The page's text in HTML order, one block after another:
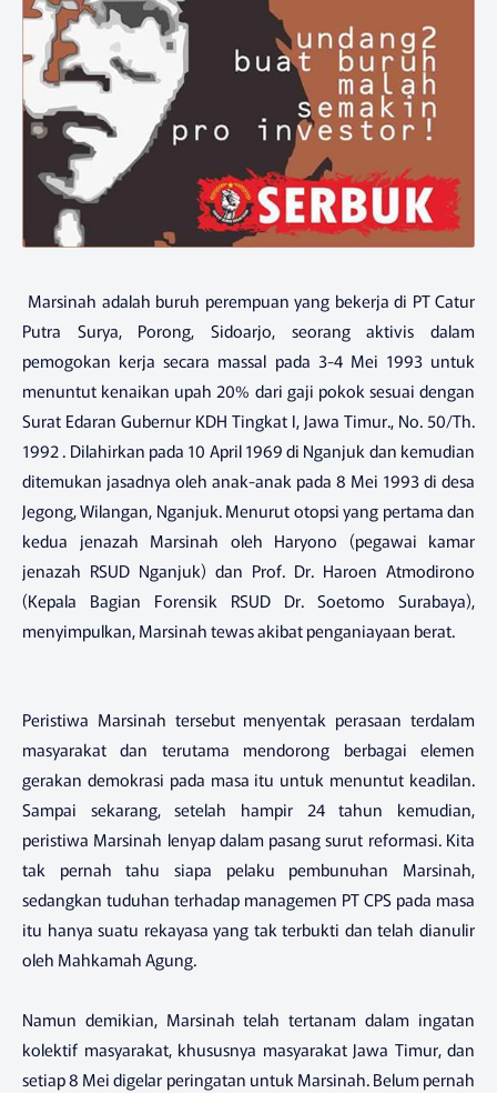
Marsinah adalah buruh perempuan yang bekerja di PT Catur
Putra Surya, Porong, Sidoarjo, seorang aktivis dalam
pemogokan kerja secara massal pada 3-4 Mei 1993 untuk
menuntut kenaikan upah 20% dari gaji pokok sesuai dengan
Surat Edaran Gubernur KDH Tingkat I, Jawa Timur., No. 50/Th.
1992 . Dilahirkan pada 10 April 1969 di Nganjuk dan kemudian
ditemukan jasadnya oleh anak-anak pada 8 Mei 1993 di desa
Jegong, Wilangan, Nganjuk. Menurut otopsi yang pertama dan
kedua jenazah Marsinah oleh Haryono (pegawai kamar
jenazah RSUD Nganjuk) dan Prof. Dr. Haroen Atmodirono
(Kepala Bagian Forensik RSUD Dr. Soetomo Surabaya),
menyimpulkan, Marsinah tewas akibat penganiayaan berat.
Peristiwa Marsinah tersebut menyentak perasaan terdalam
masyarakat dan terutama mendorong berbagai elemen
gerakan demokrasi pada masa itu untuk menuntut keadilan.
Sampai sekarang, setelah hampir 24 tahun kemudian,
peristiwa Marsinah lenyap dalam pasang surut reformasi. Kita
tak pernah tahu siapa pelaku pembunuhan Marsinah,
sedangkan tuduhan terhadap managemen PT CPS pada masa
itu hanya suatu rekayasa yang tak terbukti dan telah dianulir
oleh Mahkamah Agung.
Namun demikian, Marsinah telah tertanam dalam ingatan
kolektif masyarakat, khususnya masyarakat Jawa Timur, dan
setiap 8 Mei digelar peringatan untuk Marsinah. Belum pernah